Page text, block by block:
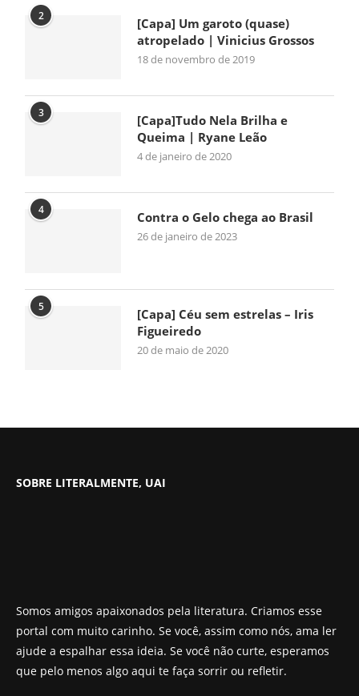
2
[Capa] Um garoto (quase)
atropelado | Vinicius Grossos
18 de novembro de 2019
3
[Capa]Tudo Nela Brilha e
Queima | Ryane Leão
4 de janeiro de 2020
4 Contra o Gelo chega ao Brasil
26 de janeiro de 2023
5
[Capa] Céu sem estrelas – Iris
Figueiredo
20 de maio de 2020
SOBRE LITERALMENTE, UAI
Somos amigos apaixonados pela literatura. Criamos esse
portal com muito carinho. Se você, assim como nós, ama ler
ajude a espalhar essa ideia. Se você não curte, esperamos
que pelo menos algo aqui te faça sorrir ou refletir.